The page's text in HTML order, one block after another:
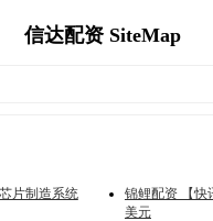
信达配资 SiteMap
片制造系统
锦鲤配资 【快
美元